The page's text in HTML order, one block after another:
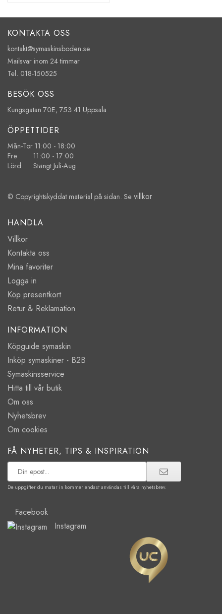
KONTAKTA OSS
kontakt@symaskinsboden.se
Mailsvar inom 24 timmar
Tel. 018-150525
BESÖK OSS
Kungsgatan 70E, 753 41 Uppsala
ÖPPETTIDER
Mån-Tor 11:00 - 18:00
Fre 11:00 - 17:00
Lörd Stängt Juli-Aug
© Copyrightskyddat material på sidan. Se villkor
HANDLA
Villkor
Kontakta oss
Mina favoriter
Logga in
Köp presentkort
Retur & Reklamation
INFORMATION
Köpguide symaskin
Inköp symaskiner - B2B
Symaskinsservice
Hitta till vår butik
Om oss
Nyhetsbrev
Om cookies
FÅ NYHETER, TIPS & INSPIRATION
De uppgifter du matar in kommer endast användas till våra nyhetsbrev.
Facebook
Instagram